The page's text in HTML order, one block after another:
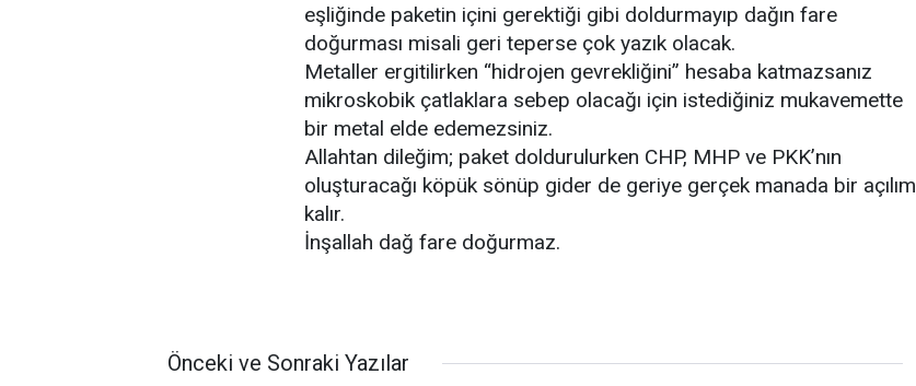
eşliğinde paketin içini gerektiği gibi doldurmayıp dağın fare
doğurması misali geri teperse çok yazık olacak.
Metaller ergitilirken “hidrojen gevrekliğini” hesaba katmazsanız
mikroskobik çatlaklara sebep olacağı için istediğiniz mukavemette
bir metal elde edemezsiniz.
Allahtan dileğim; paket doldurulurken CHP, MHP ve PKK’nın
oluşturacağı köpük sönüp gider de geriye gerçek manada bir açılım
kalır.
İnşallah dağ fare doğurmaz.
Önceki ve Sonraki Yazılar